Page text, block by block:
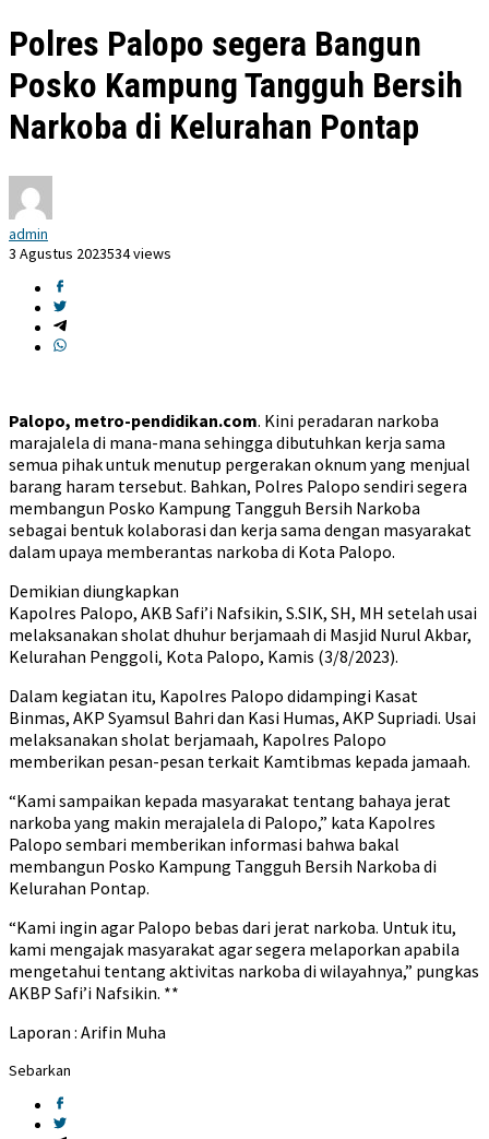
Polres Palopo segera Bangun
Posko Kampung Tangguh Bersih
Narkoba di Kelurahan Pontap
admin
3 Agustus 2023534 views
Palopo, metro-pendidikan.com. Kini peradaran narkoba
marajalela di mana-mana sehingga dibutuhkan kerja sama
semua pihak untuk menutup pergerakan oknum yang menjual
barang haram tersebut. Bahkan, Polres Palopo sendiri segera
membangun Posko Kampung Tangguh Bersih Narkoba
sebagai bentuk kolaborasi dan kerja sama dengan masyarakat
dalam upaya memberantas narkoba di Kota Palopo.
Demikian diungkapkan
Kapolres Palopo, AKB Safi’i Nafsikin, S.SIK, SH, MH setelah usai
melaksanakan sholat dhuhur berjamaah di Masjid Nurul Akbar,
Kelurahan Penggoli, Kota Palopo, Kamis (3/8/2023).
Dalam kegiatan itu, Kapolres Palopo didampingi Kasat
Binmas, AKP Syamsul Bahri dan Kasi Humas, AKP Supriadi. Usai
melaksanakan sholat berjamaah, Kapolres Palopo
memberikan pesan-pesan terkait Kamtibmas kepada jamaah.
“Kami sampaikan kepada masyarakat tentang bahaya jerat
narkoba yang makin merajalela di Palopo,” kata Kapolres
Palopo sembari memberikan informasi bahwa bakal
membangun Posko Kampung Tangguh Bersih Narkoba di
Kelurahan Pontap.
“Kami ingin agar Palopo bebas dari jerat narkoba. Untuk itu,
kami mengajak masyarakat agar segera melaporkan apabila
mengetahui tentang aktivitas narkoba di wilayahnya,” pungkas
AKBP Safi’i Nafsikin. **
Laporan : Arifin Muha
Sebarkan